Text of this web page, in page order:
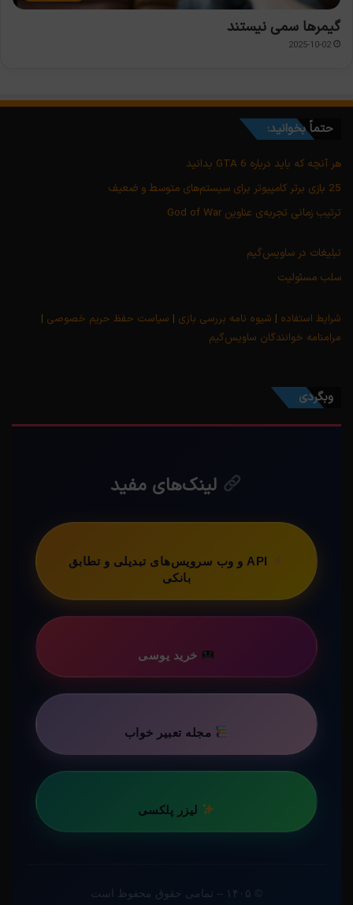
گیمرها سمی نیستند
2025-10-02
حتماً بخوانید:
هر آنچه که باید درباره GTA 6 بدانید
25 بازی برتر کامپیوتر برای سیستم‌های متوسط و ضعیف
ترتیب زمانی تجربه‌ی عناوین God of War
تبلیغات در ساویس‌گیم
سلب مسئولیت
شرایط استفاده | شیوه نامه بررسی بازی | سیاست حفظ حریم خصوصی |
مرامنامه خوانندگان ساویس‌گیم
وبگردی
لینک‌های مفید
API و وب سرویس‌های تبدیلی و تطابق
بانکی
خرید یوسی
مجله تعبیر خواب
لیزر پلکسی